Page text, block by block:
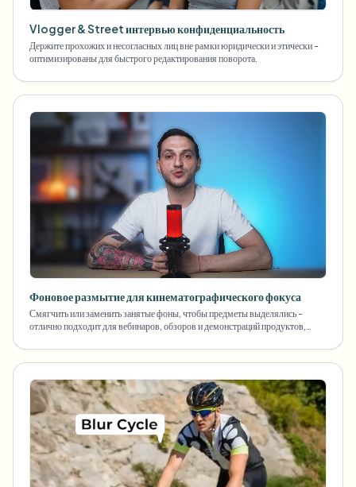
Vlogger & Street интервью конфиденциальность
Держите прохожих и несогласных лиц вне рамки юридически и этически -
оптимизированы для быстрого редактирования поворота.
Фоновое размытие для кинематографического фокуса
Смягчить или заменить занятые фоны, чтобы предметы выделялись -
отлично подходит для вебинаров, обзоров и демонстраций продуктов,